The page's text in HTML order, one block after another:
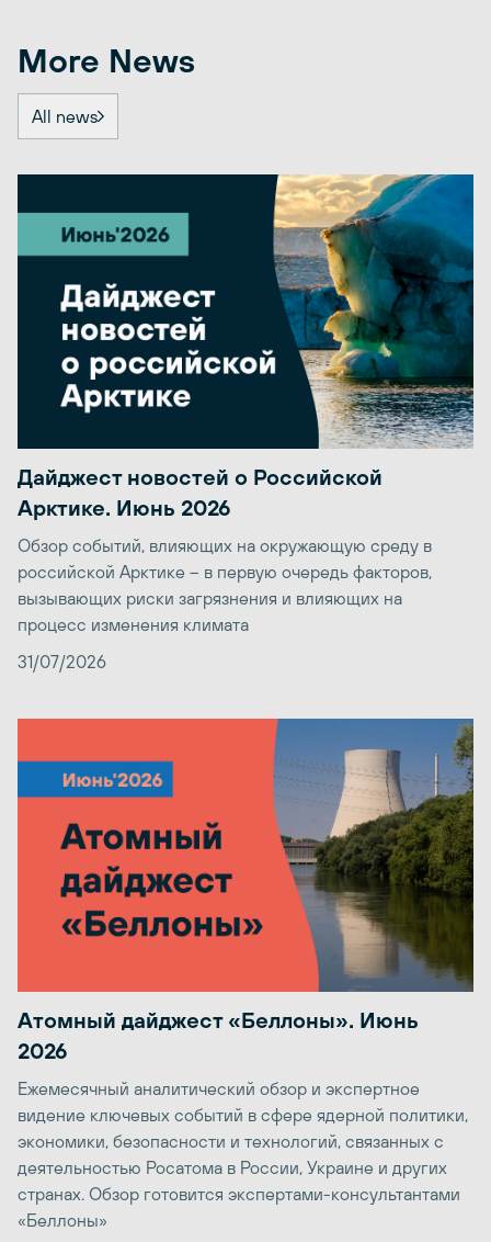
More News
All news
Дайджест новостей о Российской
Арктике. Июнь 2026
Обзор событий, влияющих на окружающую среду в
российской Арктике – в первую очередь факторов,
вызывающих риски загрязнения и влияющих на
процесс изменения климата
31/07/2026
Атомный дайджест «Беллоны». Июнь
2026
Ежемесячный аналитический обзор и экспертное
видение ключевых событий в сфере ядерной политики,
экономики, безопасности и технологий, связанных с
деятельностью Росатома в России, Украине и других
странах. Обзор готовится экспертами-консультантами
«Беллоны»